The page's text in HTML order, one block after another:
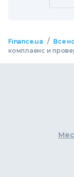
Finance.ua / Все
комплаенс и